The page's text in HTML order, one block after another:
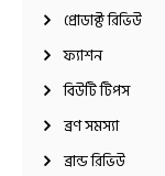
প্রোডাক্ট রিভিউ
ফ্যাশন
বিউটি টিপস
ব্রণ সমস্যা
ব্রান্ড রিভিউ